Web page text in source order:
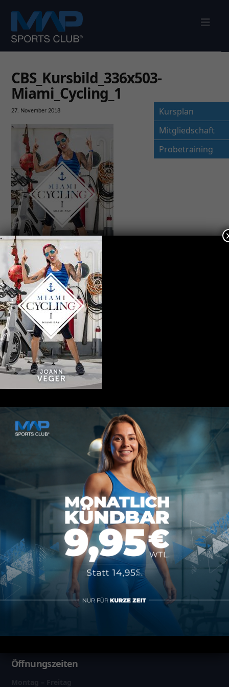
Kursplan
Mitgliedschaft
Probetraining
CBS_Kursbild_336x503-
Miami_Cycling_1
27. November 2018
Kontakt
MAP SPORTS CLUB
Rheinstraße 4h
55116 Mainz
hallo@map-sportsclub.de
06131 / 4872610
Impressum
AGB
Vertrag kündigen
Über MAP Mainz
Über MAP Sports Club
Kontakt
Öffnungszeiten